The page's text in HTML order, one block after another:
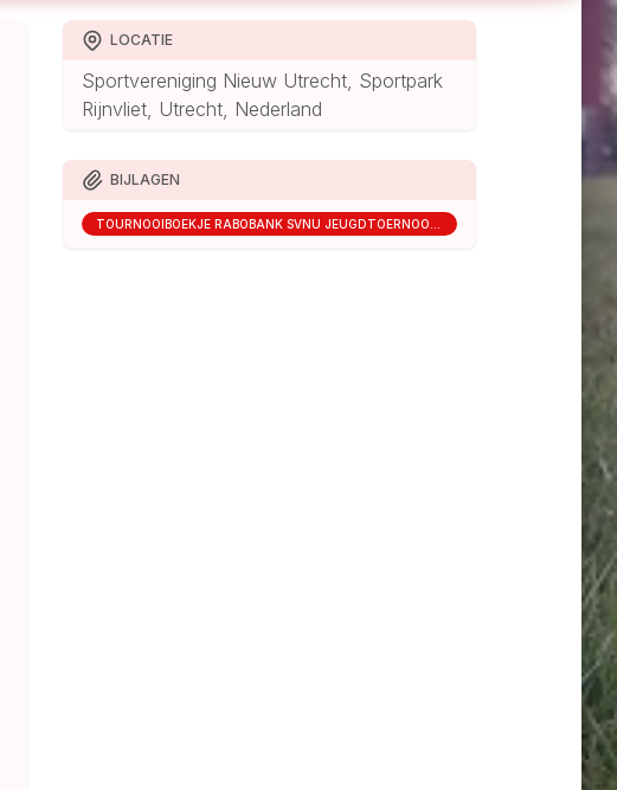
LOCATIE
Sportvereniging Nieuw Utrecht, Sportpark
Rijnvliet, Utrecht, Nederland
BIJLAGEN